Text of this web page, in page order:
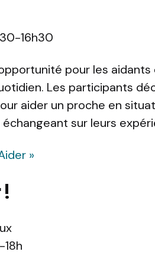
16h30
pour les aidants
Les participants
aider un proche en
sur leurs
»
18h